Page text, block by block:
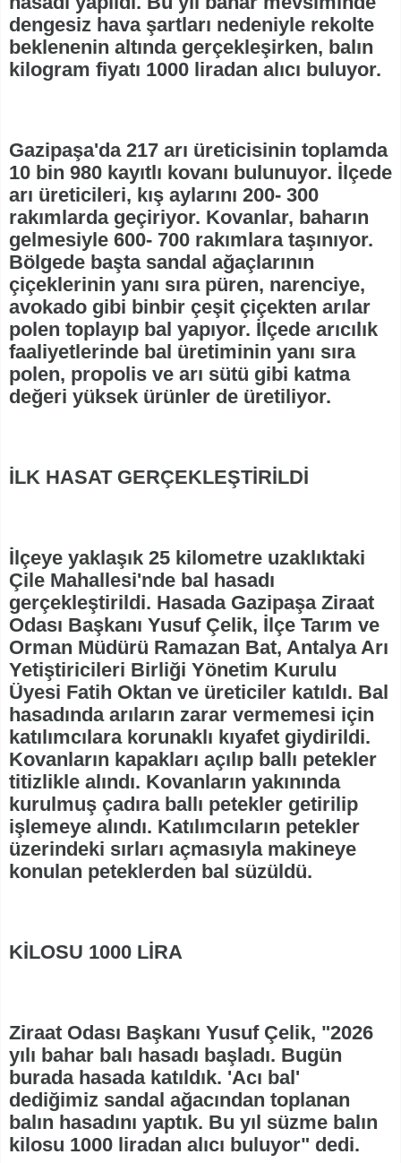
dengesiz hava şartları nedeniyle rekolte
beklenenin altında gerçekleşirken, balın
kilogram fiyatı 1000 liradan alıcı buluyor.
Gazipaşa'da 217 arı üreticisinin toplamda
10 bin 980 kayıtlı kovanı bulunuyor. İlçede
arı üreticileri, kış aylarını 200- 300
rakımlarda geçiriyor. Kovanlar, baharın
gelmesiyle 600- 700 rakımlara taşınıyor.
Bölgede başta sandal ağaçlarının
çiçeklerinin yanı sıra püren, narenciye,
avokado gibi binbir çeşit çiçekten arılar
polen toplayıp bal yapıyor. İlçede arıcılık
faaliyetlerinde bal üretiminin yanı sıra
polen, propolis ve arı sütü gibi katma
değeri yüksek ürünler de üretiliyor.
İLK HASAT GERÇEKLEŞTİRİLDİ
İlçeye yaklaşık 25 kilometre uzaklıktaki
Çile Mahallesi'nde bal hasadı
gerçekleştirildi. Hasada Gazipaşa Ziraat
Odası Başkanı Yusuf Çelik, İlçe Tarım ve
Orman Müdürü Ramazan Bat, Antalya Arı
Yetiştiricileri Birliği Yönetim Kurulu
Üyesi Fatih Oktan ve üreticiler katıldı. Bal
hasadında arıların zarar vermemesi için
katılımcılara korunaklı kıyafet giydirildi.
Kovanların kapakları açılıp ballı petekler
titizlikle alındı. Kovanların yakınında
kurulmuş çadıra ballı petekler getirilip
işlemeye alındı. Katılımcıların petekler
üzerindeki sırları açmasıyla makineye
konulan peteklerden bal süzüldü.
KİLOSU 1000 LİRA
Ziraat Odası Başkanı Yusuf Çelik, "2026
yılı bahar balı hasadı başladı. Bugün
burada hasada katıldık. 'Acı bal'
dediğimiz sandal ağacından toplanan
balın hasadını yaptık. Bu yıl süzme balın
kilosu 1000 liradan alıcı buluyor" dedi.